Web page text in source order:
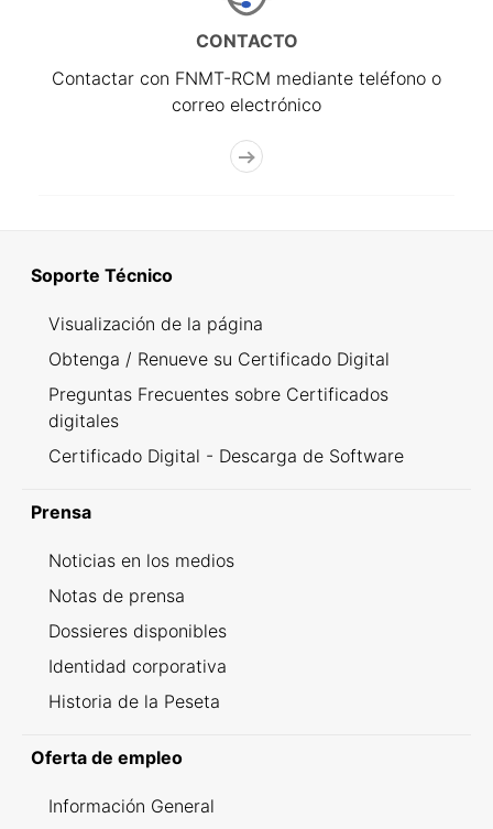
CONTACTO
Contactar con FNMT-RCM mediante teléfono o
correo electrónico
Soporte Técnico
Visualización de la página
Obtenga / Renueve su Certificado Digital
Preguntas Frecuentes sobre Certificados
digitales
Certificado Digital - Descarga de Software
Prensa
Noticias en los medios
Notas de prensa
Dossieres disponibles
Identidad corporativa
Historia de la Peseta
Oferta de empleo
Información General